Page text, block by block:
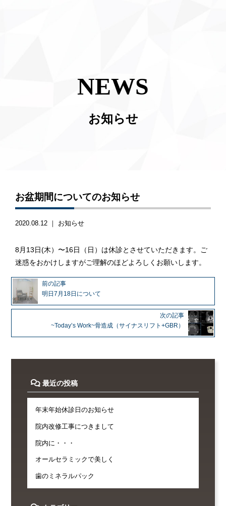
NEWS
お知らせ
お盆期間についてのお知らせ
2020.08.12 ｜ お知らせ
8月13日(木）〜16日（日）は休診とさせていただきます。ご
迷惑をおかけしますがご理解のほどよろしくお願いします。
前の記事
明日7月18日について
次の記事
~Today’s Work~骨造成（サイナスリフト+GBR）
最近の投稿
年末年始休診日のお知らせ
院内改修工事につきまして
院内に・・・
オールセラミックで美しく
歯のミネラルパック